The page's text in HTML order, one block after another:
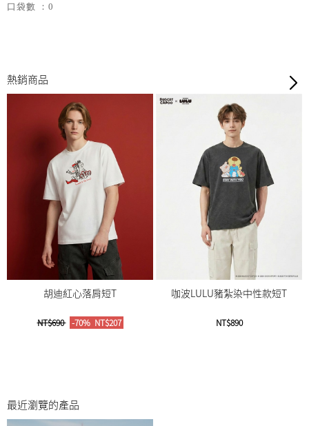
口袋數 ：0
熱銷商品
胡迪紅心落肩短T
NT$690 -70% NT$207
咖波LULU豬紮染中性款短T
NT$890
最近瀏覽的產品